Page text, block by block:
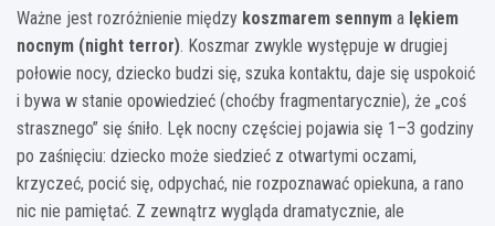
Ważne jest rozróżnienie między koszmarem sennym a lękiem
nocnym (night terror). Koszmar zwykle występuje w drugiej
połowie nocy, dziecko budzi się, szuka kontaktu, daje się uspokoić
i bywa w stanie opowiedzieć (choćby fragmentarycznie), że „coś
strasznego” się śniło. Lęk nocny częściej pojawia się 1–3 godziny
po zaśnięciu: dziecko może siedzieć z otwartymi oczami,
krzyczeć, pocić się, odpychać, nie rozpoznawać opiekuna, a rano
nic nie pamiętać. Z zewnątrz wygląda dramatycznie, ale